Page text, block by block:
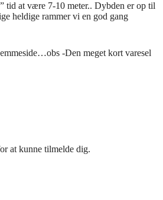
tid at være 7-10 meter.. Dybden er op til
heldige rammer vi en god gang
-Den meget kort varesel
at kunne tilmelde dig.